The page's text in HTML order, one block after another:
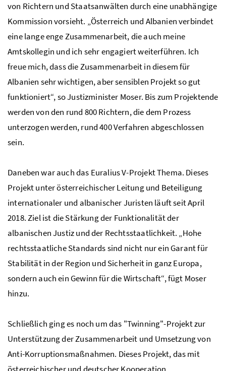
von Richtern und Staatsanwälten durch eine unabhängige
Kommission vorsieht. „Österreich und Albanien verbindet
eine lange enge Zusammenarbeit, die auch meine
Amtskollegin und ich sehr engagiert weiterführen. Ich
freue mich, dass die Zusammenarbeit in diesem für
Albanien sehr wichtigen, aber sensiblen Projekt so gut
funktioniert“, so Justizminister Moser. Bis zum Projektende
werden von den rund 800 Richtern, die dem Prozess
unterzogen werden, rund 400 Verfahren abgeschlossen
sein.
Daneben war auch das Euralius V-Projekt Thema. Dieses
Projekt unter österreichischer Leitung und Beteiligung
internationaler und albanischer Juristen läuft seit April
2018. Ziel ist die Stärkung der Funktionalität der
albanischen Justiz und der Rechtsstaatlichkeit. „Hohe
rechtsstaatliche Standards sind nicht nur ein Garant für
Stabilität in der Region und Sicherheit in ganz Europa,
sondern auch ein Gewinn für die Wirtschaft“, fügt Moser
hinzu.
Schließlich ging es noch um das "Twinning"-Projekt zur
Unterstützung der Zusammenarbeit und Umsetzung von
Anti-Korruptionsmaßnahmen. Dieses Projekt, das mit